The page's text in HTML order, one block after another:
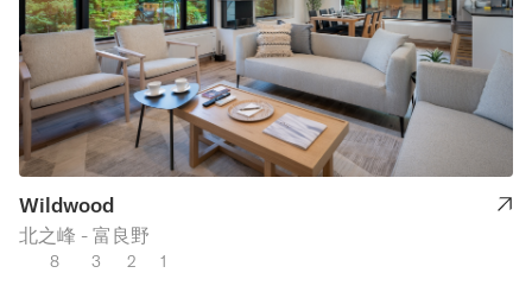
Wildwood
北之峰 - 富良野
8 3 2 1